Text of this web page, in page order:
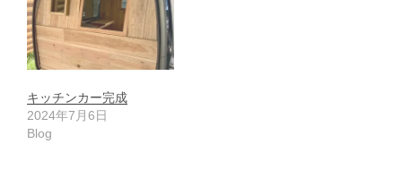
キッチンカー完成
2024年7月6日
Blog